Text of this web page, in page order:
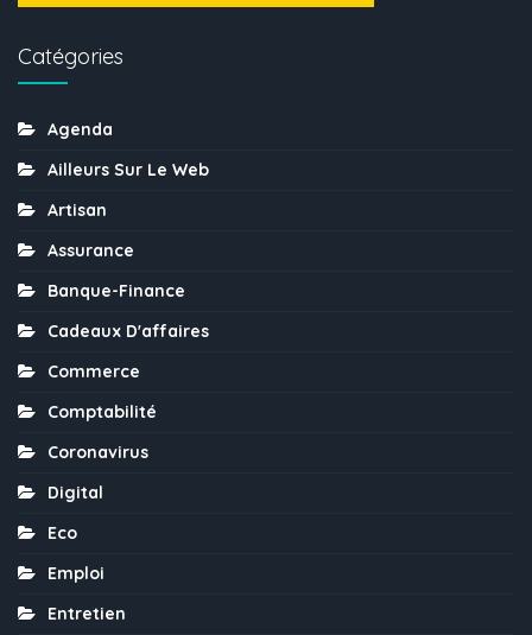
Catégories
Agenda
Ailleurs Sur Le Web
Artisan
Assurance
Banque-Finance
Cadeaux D'affaires
Commerce
Comptabilité
Coronavirus
Digital
Eco
Emploi
Entretien